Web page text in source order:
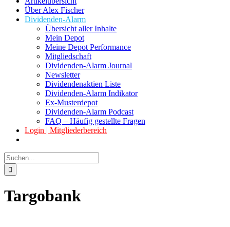
Über Alex Fischer
Dividenden-Alarm
Übersicht aller Inhalte
Mein Depot
Meine Depot Performance
Mitgliedschaft
Dividenden-Alarm Journal
Newsletter
Dividendenaktien Liste
Dividenden-Alarm Indikator
Ex-Musterdepot
Dividenden-Alarm Podcast
FAQ – Häufig gestellte Fragen
Login | Mitgliederbereich
Suche
nach:
Targobank